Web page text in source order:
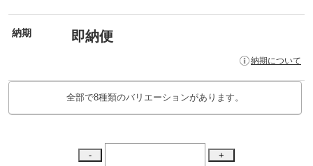
納期 即納便
納期について
全部で8種類のバリエーションがあります。